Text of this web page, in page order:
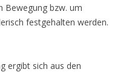
Bewegung bzw. um
festgehalten werden.
ergibt sich aus den